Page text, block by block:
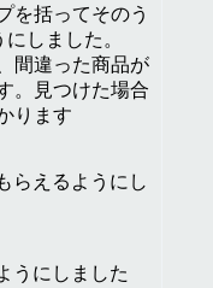
を括ってそのう
しました。
間違った商品が
。見つけた場合
ります
らえるようにし
うにしました